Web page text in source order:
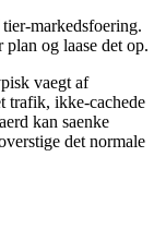
markedsfoering.
og laase det op.
vaegt af
trafik, ikke-cachede
kan saenke
det normale